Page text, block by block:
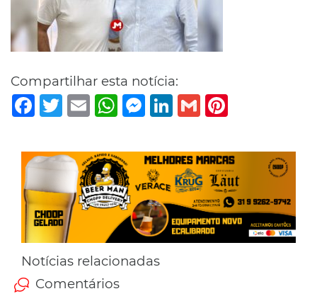
Compartilhar esta notícia:
Facebook
TwitterEmail WhatsAppMessenger
LinkedIn
Gmail
Notícias relacionadas
Comentários